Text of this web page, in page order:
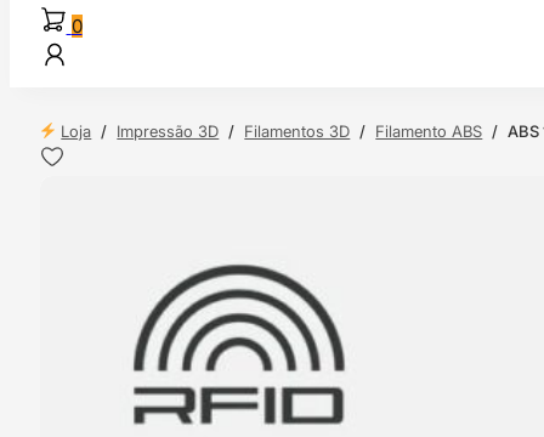
0
Loja / Impressão 3D / Filamentos 3D / Filamento ABS / ABS